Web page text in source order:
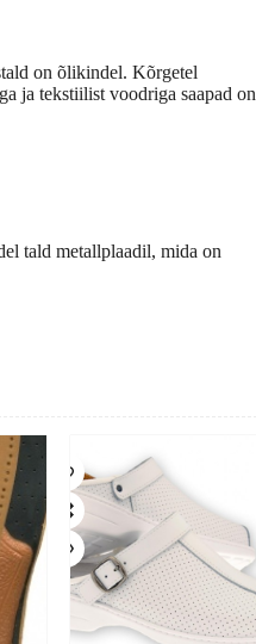
on õlikindel. Kõrgetel
ja tekstiilist voodriga saapad on
tald metallplaadil, mida on